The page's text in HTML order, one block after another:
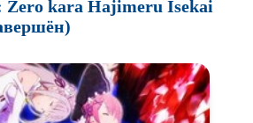
Zero kara Hajimeru Isekai